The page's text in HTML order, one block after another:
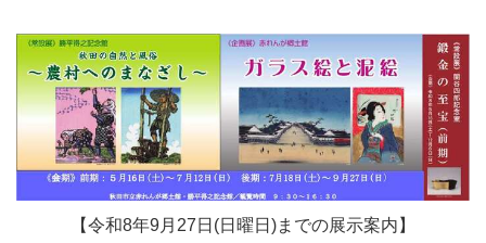
【令和8年9月27日(日曜日)までの展示案内】